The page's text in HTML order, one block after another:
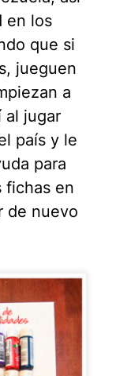
en los
que si
jueguen
a
al jugar
país y le
para
fichas en
de nuevo